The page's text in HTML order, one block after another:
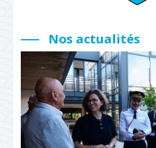
Nos actualités